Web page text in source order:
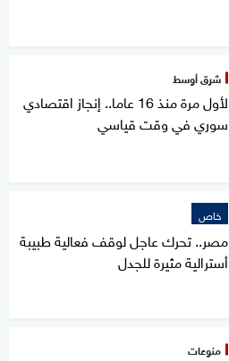
شرق أوسط
لأول مرة منذ 16 عاما.. إنجاز اقتصادي
سوري في وقت قياسي
خاص
مصر.. تحرك عاجل لوقف فعالية طبيبة
أسترالية مثيرة للجدل
منوعات